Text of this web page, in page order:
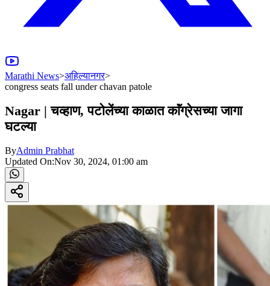
Marathi News>अहिल्यानगर>
congress seats fall under chavan patole
Nagar | चव्हाण, पटोलेंच्या काळात काॅंग्रेसच्या जागा
घटल्या
ByAdmin Prabhat
Updated On:Nov 30, 2024, 01:00 am